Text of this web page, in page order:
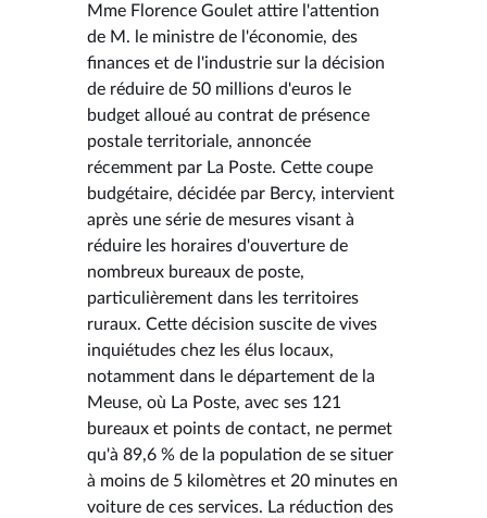
Mme Florence Goulet attire l'attention
de M. le ministre de l'économie, des
finances et de l'industrie sur la décision
de réduire de 50 millions d'euros le
budget alloué au contrat de présence
postale territoriale, annoncée
récemment par La Poste. Cette coupe
budgétaire, décidée par Bercy, intervient
après une série de mesures visant à
réduire les horaires d'ouverture de
nombreux bureaux de poste,
particulièrement dans les territoires
ruraux. Cette décision suscite de vives
inquiétudes chez les élus locaux,
notamment dans le département de la
Meuse, où La Poste, avec ses 121
bureaux et points de contact, ne permet
qu'à 89,6 % de la population de se situer
à moins de 5 kilomètres et 20 minutes en
voiture de ces services. La réduction des